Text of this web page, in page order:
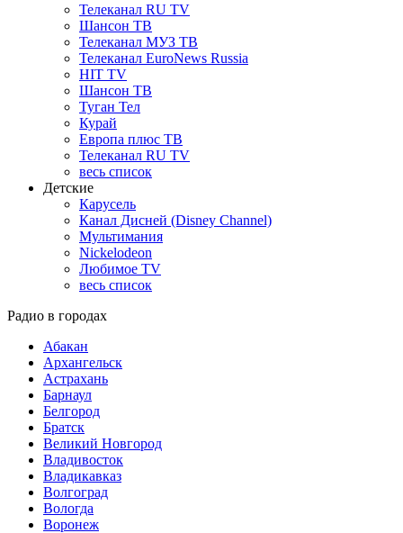
Телеканал RU TV
Шансон ТВ
Телеканал МУЗ ТВ
Телеканал EuroNews Russia
HIT TV
Шансон ТВ
Туган Тел
Курай
Европа плюс ТВ
Телеканал RU TV
весь список
Детские
Карусель
Канал Дисней (Disney Channel)
Мультимания
Nickelodeon
Любимое TV
весь список
Радио в городах
Абакан
Архангельск
Астрахань
Барнаул
Белгород
Братск
Великий Новгород
Владивосток
Владикавказ
Волгоград
Вологда
Воронеж